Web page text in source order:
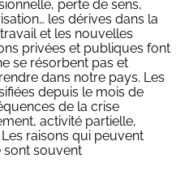
perte de sens,
les dérives dans la
et les nouvelles
privées et publiques font
se résorbent pas et
dans notre pays. Les
depuis le mois de
de la crise
activité partielle,
raisons qui peuvent
sont souvent